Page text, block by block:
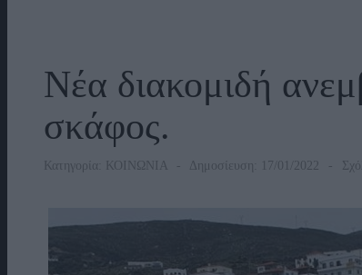
Νέα διακομιδή
σκάφος.
Κατηγορία: ΚΟΙΝΩΝΙΑ Δημοσίευση: 17/01/2022